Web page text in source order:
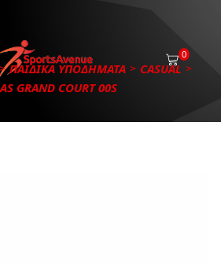
0
ΠΑΙΔΙΚΑ ΥΠΟΔΗΜΑΤΑ
CASUAL
GRAND COURT 00S